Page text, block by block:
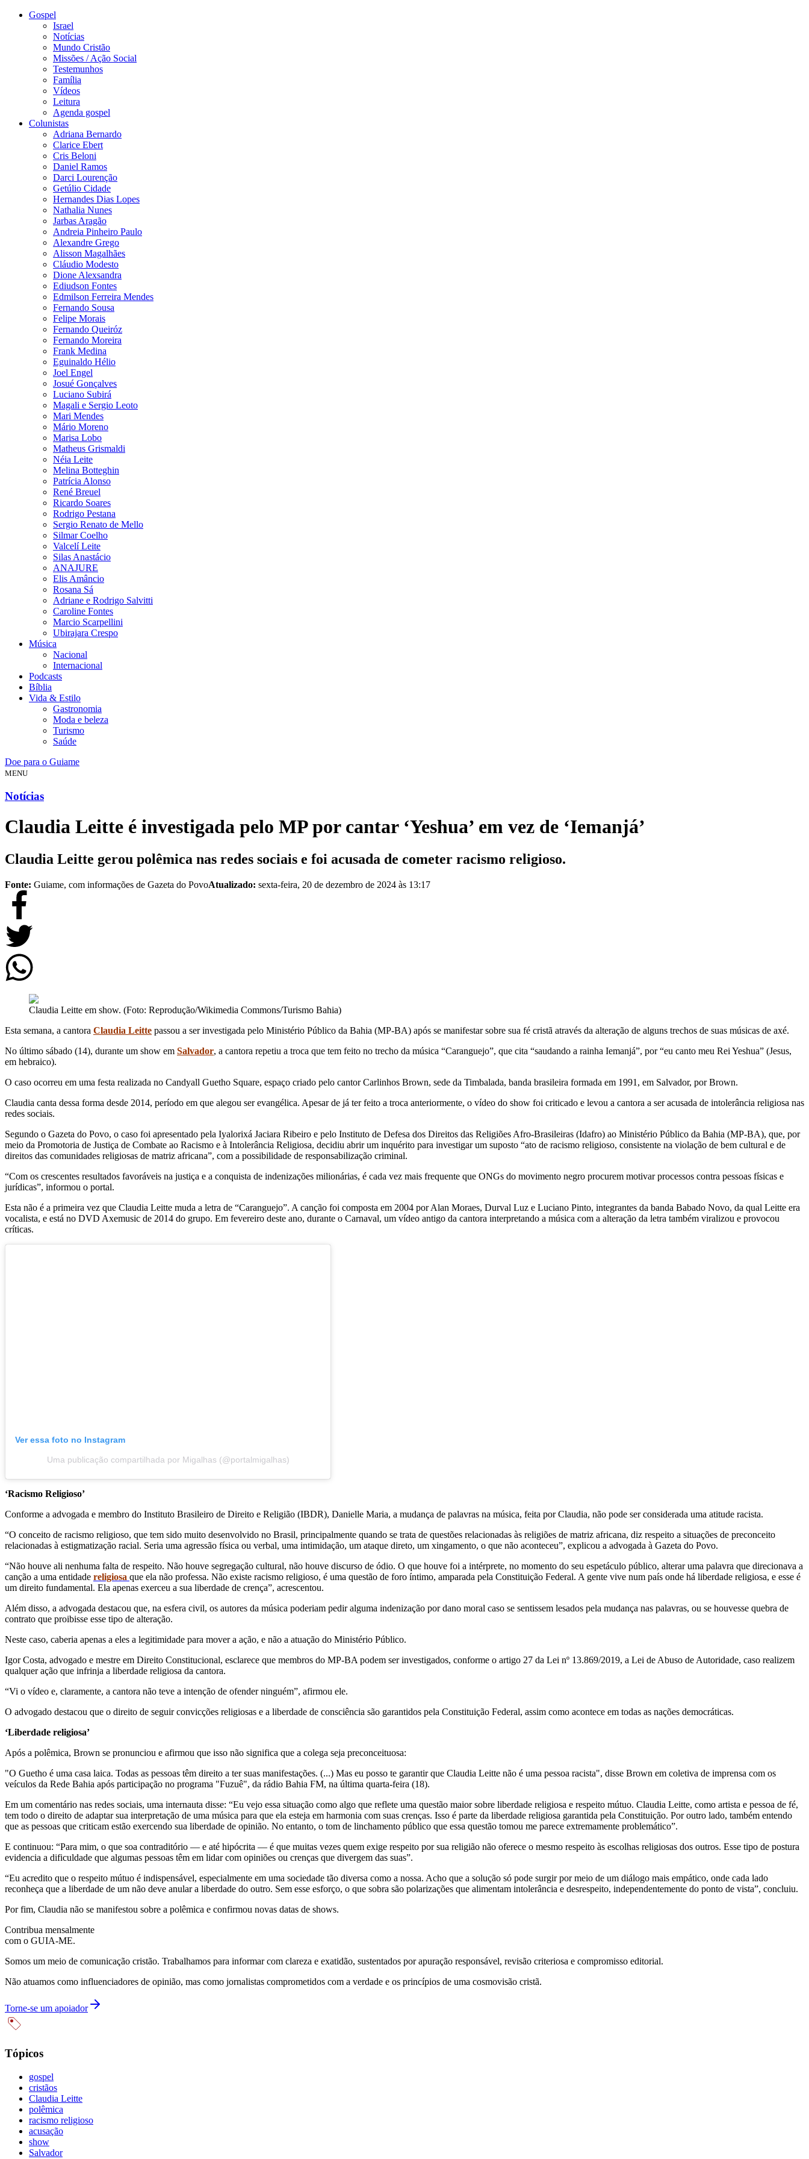
Gospel
Israel
Notícias
Mundo Cristão
Missões / Ação Social
Testemunhos
Família
Vídeos
Leitura
Agenda gospel
Colunistas
Adriana Bernardo
Clarice Ebert
Cris Beloni
Daniel Ramos
Darci Lourenção
Getúlio Cidade
Hernandes Dias Lopes
Nathalia Nunes
Jarbas Aragão
Andreia Pinheiro Paulo
Alexandre Grego
Alisson Magalhães
Cláudio Modesto
Dione Alexsandra
Ediudson Fontes
Edmilson Ferreira Mendes
Fernando Sousa
Felipe Morais
Fernando Queiróz
Fernando Moreira
Frank Medina
Eguinaldo Hélio
Joel Engel
Josué Gonçalves
Luciano Subirá
Magali e Sergio Leoto
Mari Mendes
Mário Moreno
Marisa Lobo
Matheus Grismaldi
Néia Leite
Melina Botteghin
Patrícia Alonso
René Breuel
Ricardo Soares
Rodrigo Pestana
Sergio Renato de Mello
Silmar Coelho
Valcelí Leite
Silas Anastácio
ANAJURE
Elis Amâncio
Rosana Sá
Adriane e Rodrigo Salvitti
Caroline Fontes
Marcio Scarpellini
Ubirajara Crespo
Música
Nacional
Internacional
Podcasts
Bíblia
Vida & Estilo
Gastronomia
Moda e beleza
Turismo
Saúde
Doe para o Guiame
MENU
Notícias
Claudia Leitte é investigada pelo MP por cantar ‘Yeshua’ em vez de ‘Iemanjá’
Claudia Leitte gerou polêmica nas redes sociais e foi acusada de cometer racismo religioso.
Fonte: Guiame, com informações de Gazeta do PovoAtualizado: sexta-feira, 20 de dezembro de 2024 às 13:17
Claudia Leitte em show. (Foto: Reprodução/Wikimedia Commons/Turismo Bahia)
Esta semana, a cantora Claudia Leitte passou a ser investigada pelo Ministério Público da Bahia (MP-BA) após se manifestar sobre sua fé cristã através da alteração de alguns trechos de suas músicas de axé.
No último sábado (14), durante um show em Salvador, a cantora repetiu a troca que tem feito no trecho da música “Caranguejo”, que cita “saudando a rainha Iemanjá”, por “eu canto meu Rei Yeshua” (Jesus,
em hebraico).
O caso ocorreu em uma festa realizada no Candyall Guetho Square, espaço criado pelo cantor Carlinhos Brown, sede da Timbalada, banda brasileira formada em 1991, em Salvador, por Brown.
Claudia canta dessa forma desde 2014, período em que alegou ser evangélica. Apesar de já ter feito a troca anteriormente, o vídeo do show foi criticado e levou a cantora a ser acusada de intolerância religiosa nas
redes sociais.
Segundo o Gazeta do Povo, o caso foi apresentado pela Iyalorixá Jaciara Ribeiro e pelo Instituto de Defesa dos Direitos das Religiões Afro-Brasileiras (Idafro) ao Ministério Público da Bahia (MP-BA), que, por
meio da Promotoria de Justiça de Combate ao Racismo e à Intolerância Religiosa, decidiu abrir um inquérito para investigar um suposto “ato de racismo religioso, consistente na violação de bem cultural e de
direitos das comunidades religiosas de matriz africana”, com a possibilidade de responsabilização criminal.
“Com os crescentes resultados favoráveis na justiça e a conquista de indenizações milionárias, é cada vez mais frequente que ONGs do movimento negro procurem motivar processos contra pessoas físicas e
jurídicas”, informou o portal.
Esta não é a primeira vez que Claudia Leitte muda a letra de “Caranguejo”. A canção foi composta em 2004 por Alan Moraes, Durval Luz e Luciano Pinto, integrantes da banda Babado Novo, da qual Leitte era
vocalista, e está no DVD Axemusic de 2014 do grupo. Em fevereiro deste ano, durante o Carnaval, um vídeo antigo da cantora interpretando a música com a alteração da letra também viralizou e provocou
críticas.
Ver essa foto no Instagram
Uma publicação compartilhada por Migalhas (@portalmigalhas)
‘Racismo Religioso’
Conforme a advogada e membro do Instituto Brasileiro de Direito e Religião (IBDR), Danielle Maria, a mudança de palavras na música, feita por Claudia, não pode ser considerada uma atitude racista.
“O conceito de racismo religioso, que tem sido muito desenvolvido no Brasil, principalmente quando se trata de questões relacionadas às religiões de matriz africana, diz respeito a situações de preconceito
relacionadas à estigmatização racial. Seria uma agressão física ou verbal, uma intimidação, um ataque direto, um xingamento, o que não aconteceu”, explicou a advogada à Gazeta do Povo.
“Não houve ali nenhuma falta de respeito. Não houve segregação cultural, não houve discurso de ódio. O que houve foi a intérprete, no momento do seu espetáculo público, alterar uma palavra que direcionava a
canção a uma entidade religiosa que ela não professa. Não existe racismo religioso, é uma questão de foro íntimo, amparada pela Constituição Federal. A gente vive num país onde há liberdade religiosa, e esse é
um direito fundamental. Ela apenas exerceu a sua liberdade de crença”, acrescentou.
Além disso, a advogada destacou que, na esfera civil, os autores da música poderiam pedir alguma indenização por dano moral caso se sentissem lesados pela mudança nas palavras, ou se houvesse quebra de
contrato que proibisse esse tipo de alteração.
Neste caso, caberia apenas a eles a legitimidade para mover a ação, e não a atuação do Ministério Público.
Igor Costa, advogado e mestre em Direito Constitucional, esclarece que membros do MP-BA podem ser investigados, conforme o artigo 27 da Lei nº 13.869/2019, a Lei de Abuso de Autoridade, caso realizem
qualquer ação que infrinja a liberdade religiosa da cantora.
“Vi o vídeo e, claramente, a cantora não teve a intenção de ofender ninguém”, afirmou ele.
O advogado destacou que o direito de seguir convicções religiosas e a liberdade de consciência são garantidos pela Constituição Federal, assim como acontece em todas as nações democráticas.
‘Liberdade religiosa’
Após a polêmica, Brown se pronunciou e afirmou que isso não significa que a colega seja preconceituosa:
"O Guetho é uma casa laica. Todas as pessoas têm direito a ter suas manifestações. (...) Mas eu posso te garantir que Claudia Leitte não é uma pessoa racista", disse Brown em coletiva de imprensa com os
veículos da Rede Bahia após participação no programa "Fuzuê", da rádio Bahia FM, na última quarta-feira (18).
Em um comentário nas redes sociais, uma internauta disse: “Eu vejo essa situação como algo que reflete uma questão maior sobre liberdade religiosa e respeito mútuo. Claudia Leitte, como artista e pessoa de fé,
tem todo o direito de adaptar sua interpretação de uma música para que ela esteja em harmonia com suas crenças. Isso é parte da liberdade religiosa garantida pela Constituição. Por outro lado, também entendo
que as pessoas que criticam estão exercendo sua liberdade de opinião. No entanto, o tom de linchamento público que essa questão tomou me parece extremamente problemático”.
E continuou: “Para mim, o que soa contraditório — e até hipócrita — é que muitas vezes quem exige respeito por sua religião não oferece o mesmo respeito às escolhas religiosas dos outros. Esse tipo de postura
evidencia a dificuldade que algumas pessoas têm em lidar com opiniões ou crenças que divergem das suas”.
“Eu acredito que o respeito mútuo é indispensável, especialmente em uma sociedade tão diversa como a nossa. Acho que a solução só pode surgir por meio de um diálogo mais empático, onde cada lado
reconheça que a liberdade de um não deve anular a liberdade do outro. Sem esse esforço, o que sobra são polarizações que alimentam intolerância e desrespeito, independentemente do ponto de vista”, concluiu.
Por fim, Claudia não se manifestou sobre a polêmica e confirmou novas datas de shows.
Contribua mensalmente
com o GUIA-ME.
Somos um meio de comunicação cristão. Trabalhamos para informar com clareza e exatidão, sustentados por apuração responsável, revisão criteriosa e compromisso editorial.
Não atuamos como influenciadores de opinião, mas como jornalistas comprometidos com a verdade e os princípios de uma cosmovisão cristã.
Torne-se um apoiador
Tópicos
gospel
cristãos
Claudia Leitte
polêmica
racismo religioso
acusação
show
Salvador